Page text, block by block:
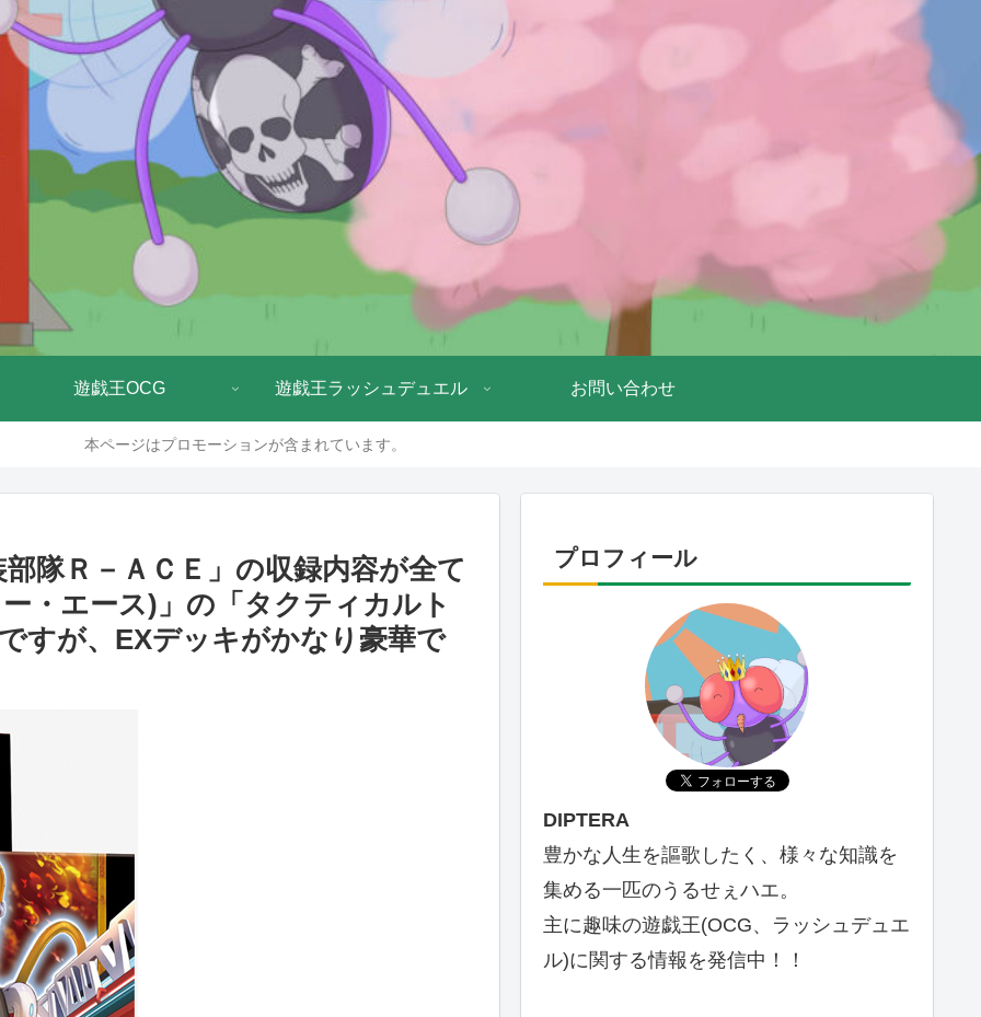
遊戯王OCG 遊戯王ラッシュデュエル お問い合わせ
本ページはプロモーションが含まれています。
隊Ｒ－ＡＣＥ」の収録内容が全て
・エース)」の「タクティカルト
すが、EXデッキがかなり豪華で
プロフィール
DIPTERA
豊かな人生を謳歌したく、様々な知識を
集める一匹のうるせぇハエ。
主に趣味の遊戯王(OCG、ラッシュデュエ
ル)に関する情報を発信中！！